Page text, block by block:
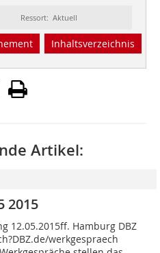
Ressort: Aktuell
Inhaltsverzeichnis
Artikel:
2015
12.05.2015ff. Hamburg DBZ
werkgespraech